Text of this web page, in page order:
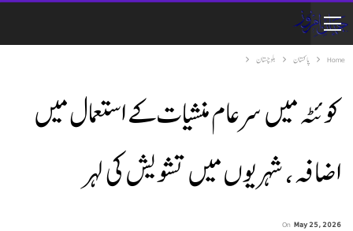
Home پاکستان بلوچستان
کوئٹہ میں سرعام منشیات کے استعمال میں
اضافہ، شہریوں میں تشویش کی لہر
On May 25, 2026